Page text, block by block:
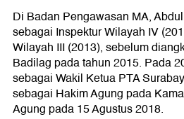
Di Badan Pengawasan MA,
sebagai Inspektur Wilayah IV
Wilayah III (2013), sebelum
Badilag pada tahun 2015. Pada
sebagai Wakil Ketua PTA
sebagai Hakim Agung pada
Agung pada 15 Agustus 2018.